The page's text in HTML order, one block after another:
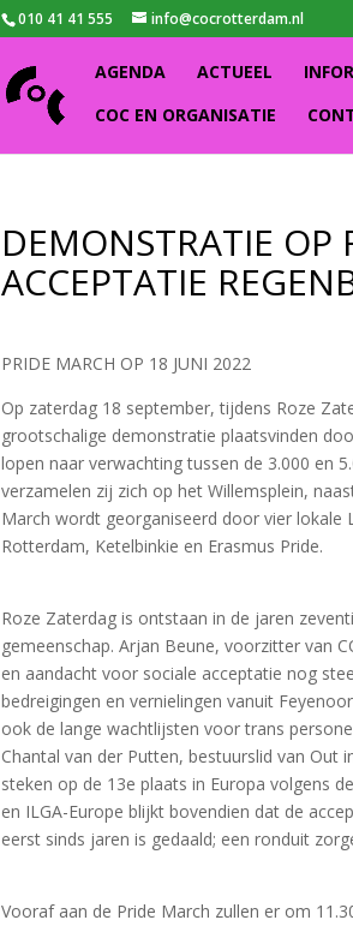
010 41 41 555 info@cocrotterdam.nl
AGENDA ACTUEEL
COC EN ORGANISATIE
DEMONSTRATIE OP
ACCEPTATIE
PRIDE MARCH OP 18 JUNI 2022
Op zaterdag 18 september, tijdens Roze
grootschalige demonstratie plaatsvinden
lopen naar verwachting tussen de 3.000 en
verzamelen zij zich op het Willemsplein,
March wordt georganiseerd door vier lokale
Rotterdam, Ketelbinkie en Erasmus Pride.
Roze Zaterdag is ontstaan in de jaren
gemeenschap. Arjan Beune, voorzitter van
en aandacht voor sociale acceptatie nog
bedreigingen en vernielingen vanuit
ook de lange wachtlijsten voor trans
Chantal van der Putten, bestuurslid van Out
steken op de 13e plaats in Europa volgens
en ILGA-Europe blijkt bovendien dat de
eerst sinds jaren is gedaald; een ronduit
Vooraf aan de Pride March zullen er om